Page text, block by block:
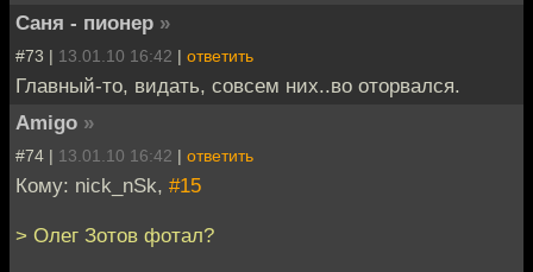
Саня - пионер »
#73 | 13.01.10 16:42 | ответить
Главный-то, видать, совсем них..во оторвался.
Amigo »
#74 | 13.01.10 16:42 | ответить
Кому: nick_nSk, #15
> Олег Зотов фотал?